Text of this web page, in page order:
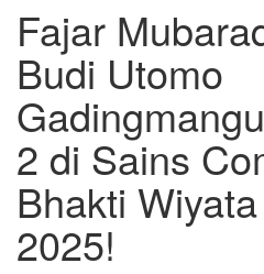
Fajar
Budi Utomo
2 di Sains
Bhakti
2025!